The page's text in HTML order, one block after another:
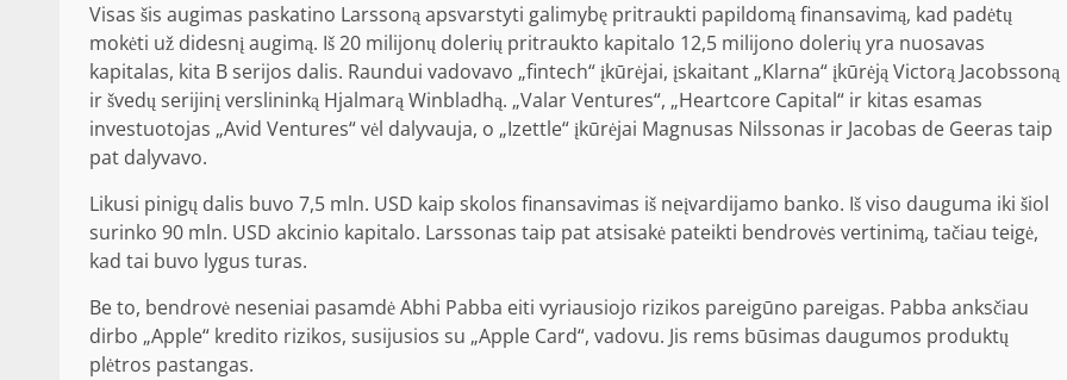
Visas šis augimas paskatino Larssoną apsvarstyti galimybę pritraukti papildomą finansavimą, kad padėtų
mokėti už didesnį augimą. Iš 20 milijonų dolerių pritraukto kapitalo 12,5 milijono dolerių yra nuosavas
kapitalas, kita B serijos dalis. Raundui vadovavo „fintech“ įkūrėjai, įskaitant „Klarna“ įkūrėją Victorą Jacobssoną
ir švedų serijinį verslininką Hjalmarą Winbladhą. „Valar Ventures“, „Heartcore Capital“ ir kitas esamas
investuotojas „Avid Ventures“ vėl dalyvauja, o „Izettle“ įkūrėjai Magnusas Nilssonas ir Jacobas de Geeras taip
pat dalyvavo.
Likusi pinigų dalis buvo 7,5 mln. USD kaip skolos finansavimas iš neįvardijamo banko. Iš viso dauguma iki šiol
surinko 90 mln. USD akcinio kapitalo. Larssonas taip pat atsisakė pateikti bendrovės vertinimą, tačiau teigė,
kad tai buvo lygus turas.
Be to, bendrovė neseniai pasamdė Abhi Pabba eiti vyriausiojo rizikos pareigūno pareigas. Pabba anksčiau
dirbo „Apple“ kredito rizikos, susijusios su „Apple Card“, vadovu. Jis rems būsimas daugumos produktų
plėtros pastangas.